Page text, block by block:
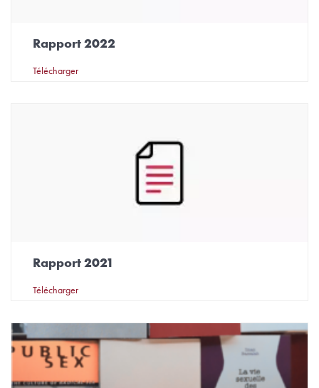
Rapport 2022
Télécharger
Rapport 2021
Télécharger